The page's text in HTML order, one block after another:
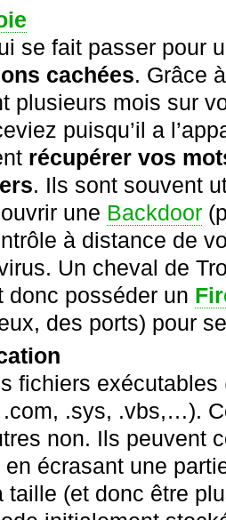
se fait passer pour
cachées. Grâce
plusieurs mois sur
puisqu’il a
récupérer vos
. Ils sont souvent
une Backdoor
à distance de
Un cheval de
donc posséder un
des ports) pour
fichiers exécutables
.sys, .vbs,…).
non. Ils peuvent
écrasant une
taille (et donc être